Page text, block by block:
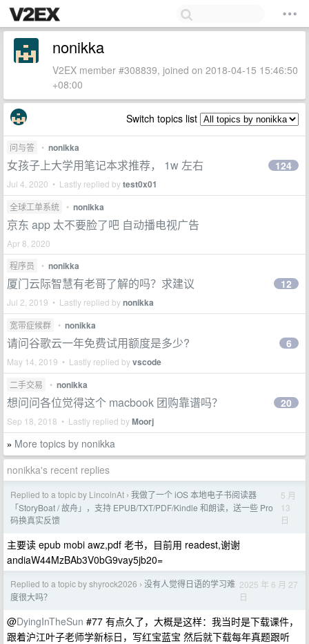
nonikka
V2EX member #308839, joined on 2018-04-15 15:46:50
+08:00
Switch topics list
问与答 • nonikka
女孩子上大学用笔记本求推荐， 1w 左右
Jul 4, 2020 • Lastly replied bytest0x01
124
全球工单系统 • nonikka
京东 app 太不要脸了吧 自动播电视广告
Apr 8, 2020
程序员
• nonikka
厦门云际智慧有老哥了解的吗？求建议
Jul 2, 2019 • Lastly replied bynonikka
12
宽带症候群 • nonikka
请问谷歌云一年免费试用额度是多少?
May 14, 2019 • Lastly replied byvscode
6
二手交易 • nonikka
想问问各位觉得这个 macbook 团购靠谱吗？
Sep 18, 2018 • Lastly replied byMoorj
20
» More topics by nonikka
nonikka's recent replies
Replied to a topic by LincolnAt › 我做了一个 iOS 本地电子书阅读器
「StoryBoat / 故舟」，支持 EPUB/TXT/PDF/Kindle 和朗读，送一些 Pro
码换真实反馈
5 月
13
日
主要读 epub mobi awz,pdf 老书，目前用 readest,谢谢
andiaW44MzBAb3V0bG9vay5jb20=
Replied to a topic by shyrock2026 › 没有人觉得日语的学习难
度很大吗？
2025 年 6 月 27
日
@DyingInTheSun #77 有点久了，大概是这样：我当时是下载课件，
跟着沪江叶子老师学新标日，写红宝蓝宝 然后就下载每年真题跟听